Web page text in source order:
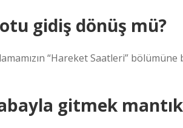
gidiş dönüş mü?
“Hareket Saatleri”
gitmek